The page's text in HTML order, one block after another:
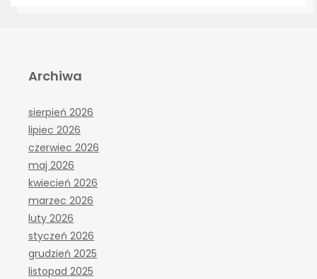
Archiwa
sierpień 2026
lipiec 2026
czerwiec 2026
maj 2026
kwiecień 2026
marzec 2026
luty 2026
styczeń 2026
grudzień 2025
listopad 2025